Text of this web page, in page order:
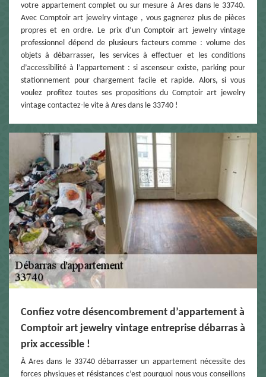
votre appartement complet ou sur mesure à Ares dans le 33740.
Avec Comptoir art jewelry vintage , vous gagnerez plus de pièces
propres et en ordre. Le prix d’un Comptoir art jewelry vintage
professionnel dépend de plusieurs facteurs comme : volume des
objets à débarrasser, les services à effectuer et les conditions
d’accessibilité à l’appartement : si ascenseur existe, parking pour
stationnement pour chargement facile et rapide. Alors, si vous
voulez profitez toutes ses propositions du Comptoir art jewelry
vintage contactez-le vite à Ares dans le 33740 !
Confiez votre désencombrement d’appartement à
Comptoir art jewelry vintage entreprise débarras à
prix accessible !
À Ares dans le 33740 débarrasser un appartement nécessite des
forces physiques et résistances c’est pourquoi nous vous conseillons